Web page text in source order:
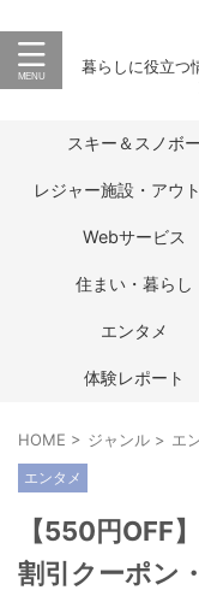
暮らしに役立つ
スキー＆スノボー
レジャー施設・アウ
Webサービス
住まい・暮らし
エンタメ
体験レポート
HOME > ジャンル > エ
エンタメ
【550円OFF
割引クーポン